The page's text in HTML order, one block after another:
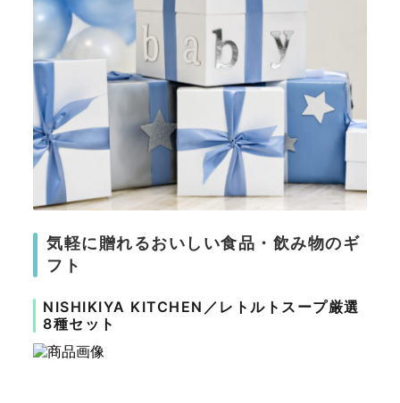
気軽に贈れるおいしい食品・飲み物のギ
フト
NISHIKIYA KITCHEN／レトルトスープ厳選
8種セット